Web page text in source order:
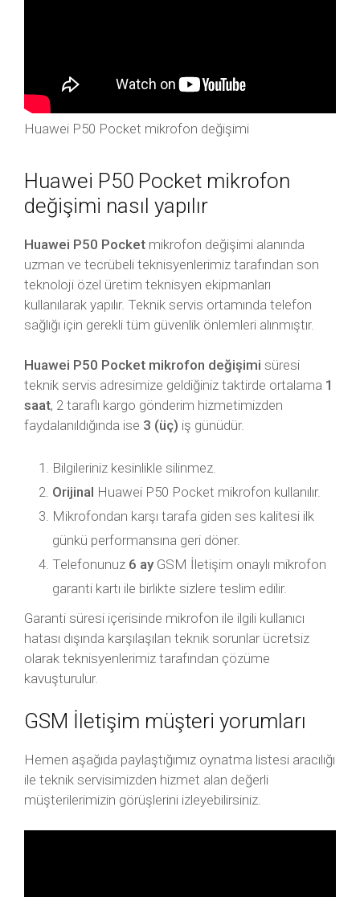
Huawei P50 Pocket mikrofon değişimi
Huawei P50 Pocket mikrofon
değişimi nasıl yapılır
Huawei P50 Pocket mikrofon değişimi alanında
uzman ve tecrübeli teknisyenlerimiz tarafından son
teknoloji özel üretim teknisyen ekipmanları
kullanılarak yapılır. Teknik servis ortamında telefon
sağlığı için gerekli tüm güvenlik önlemleri alınmıştır.
Huawei P50 Pocket mikrofon değişimi süresi
teknik servis adresimize geldiğiniz taktirde ortalama 1
saat, 2 taraflı kargo gönderim hizmetimizden
faydalanıldığında ise 3 (üç) iş günüdür.
Bilgileriniz kesinlikle silinmez.
Orijinal Huawei P50 Pocket mikrofon kullanılır.
Mikrofondan karşı tarafa giden ses kalitesi ilk
günkü performansına geri döner.
Telefonunuz 6 ayGSM İletişim onaylı mikrofon
garanti kartı ile birlikte sizlere teslim edilir.
Garanti süresi içerisinde mikrofon ile ilgili kullanıcı
hatası dışında karşılaşılan teknik sorunlar ücretsiz
olarak teknisyenlerimiz tarafından çözüme
kavuşturulur.
GSM İletişim müşteri yorumları
Hemen aşağıda paylaştığımız oynatma listesi aracılığı
ile teknik servisimizden hizmet alan değerli
müşterilerimizin görüşlerini izleyebilirsiniz.